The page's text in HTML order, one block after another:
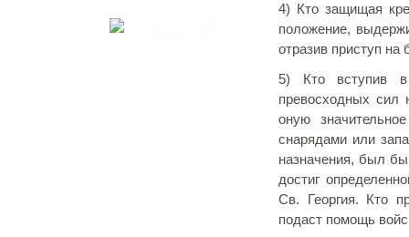
4) Кто защищая
положение,
отразив приступ
5) Кто вступив в
превосходных сил
оную
снарядами или
назначения, был
достиг
Св. Георгия. Кто
подаст помощь